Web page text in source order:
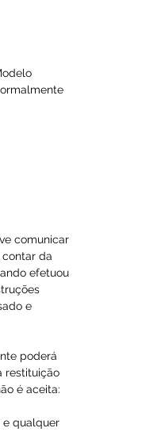
comunicar
contar da
efetuou
e
poderá
restituição
é aceita:
e qualquer